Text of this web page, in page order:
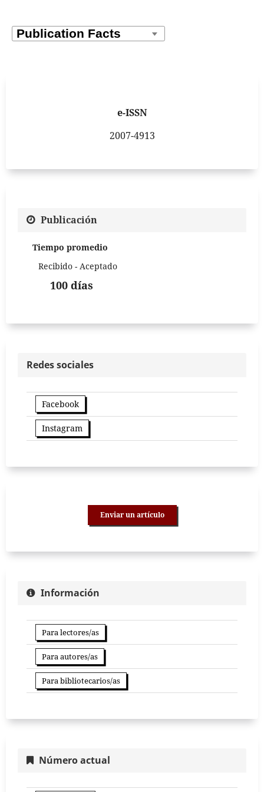
e-ISSN
2007-4913
Publicación
Tiempo promedio
Recibido - Aceptado
100 días
Redes sociales
Facebook
Instagram
Enviar un artículo
Información
Para lectores/as
Para autores/as
Para bibliotecarios/as
Número actual